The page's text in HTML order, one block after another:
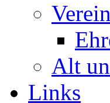
Alt
Links